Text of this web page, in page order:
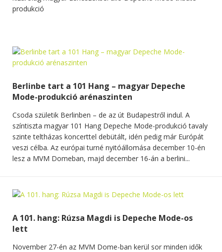
Berlinbe tart a 101 Hang – magyar Depeche
Mode-produkció arénaszinten
Csoda születik Berlinben – de az út Budapestről indul. A
színtiszta magyar 101 Hang Depeche Mode-produkció tavaly
szinte teltházas koncerttel debütált, idén pedig már Európát
veszi célba. Az európai turné nyitóállomása december 10-én
lesz a MVM Domeban, majd december 16-án a berlini...
A 101. hang: Rúzsa Magdi is Depeche Mode-os
lett
November 27-én az MVM Dome-ban kerül sor minden idők